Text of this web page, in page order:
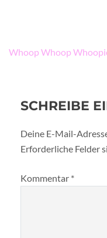
Whoop Whoop
SCHREIBE
Deine E-Mail-
Erforderliche Felder
Kommentar *